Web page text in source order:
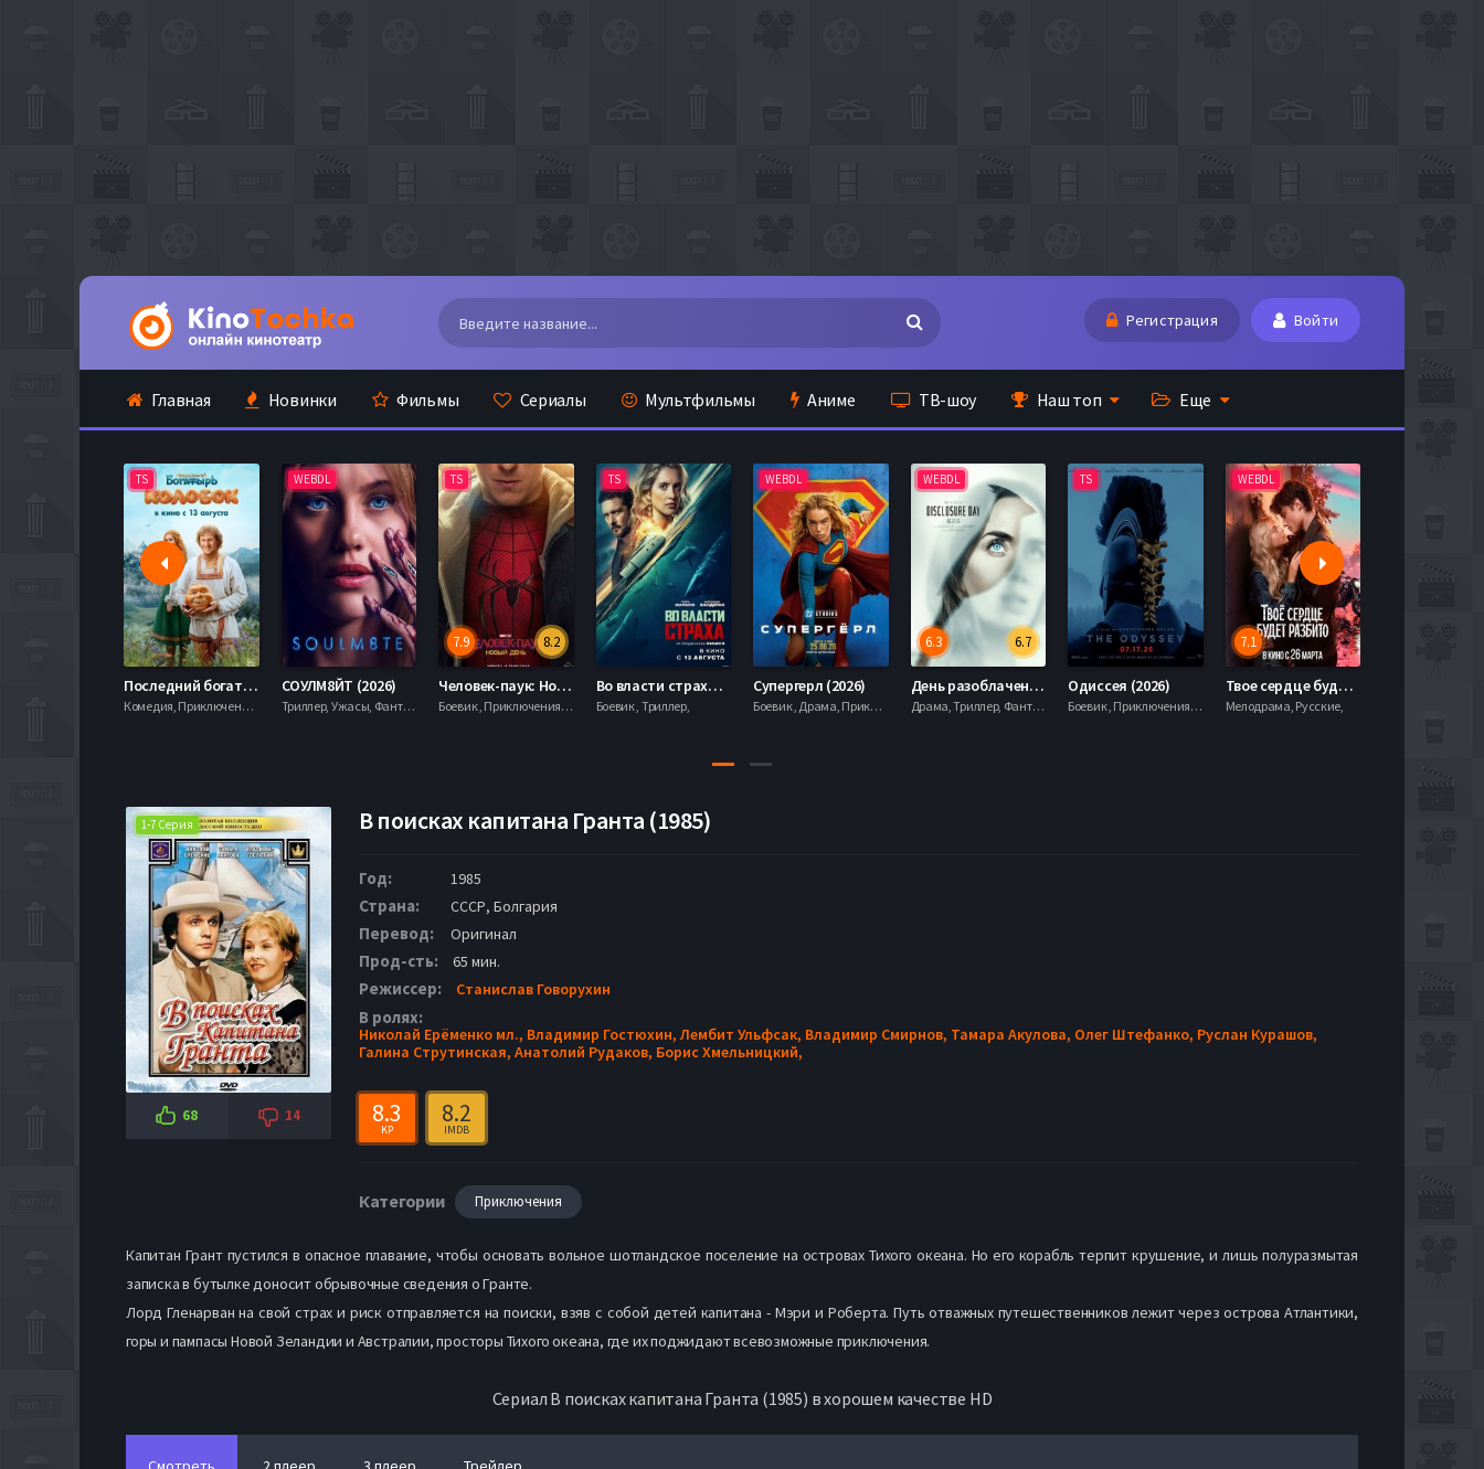
Регистрация Войти
Главная Новинки Фильмы Сериалы Мультфильмы Аниме ТВ-шоу Наш топ Еще
TS
Последний богатырь. Колобок (2026)
Комедия, Приключения, Фэнтези,
WEBDL
СОУЛМ8ЙТ (2026)
Триллер, Ужасы, Фантастика,
TS
8.2
7.9
Человек-паук: Новый день (2026)
Боевик , Приключения, Фантастика, Фэнтези,
TS
Во власти страха (2026)
Боевик , Триллер,
WEBDL
Супергерл (2026)
Боевик , Драма, Приключения, Фантастика,
WEBDL
6.7
6.3
День разоблачения (2026)
Драма, Триллер, Фантастика,
TS
Одиссея (2026)
Боевик , Приключения, Фэнтези,
WEBDL
7.1
Твое сердце будет разбито (2026)
Мелодрама, Русские,
1-7 Серия
68 14
В поисках капитана Гранта (1985)
Год: 1985
Страна: СССР, Болгария
Перевод: Оригинал
Прод-сть: 65 мин.
Режиссер: Станислав Говорухин
В ролях:
Николай Ерёменко мл., Владимир Гостюхин,Лембит Ульфсак, Владимир Смирнов, Тамара Акулова, Олег Штефанко, Руслан Курашов,
Галина Струтинская, Анатолий Рудаков, Борис Хмельницкий,
8.3
KP
8.2
IMDB
Категории Приключения
Капитан Грант пустился в опасное плавание, чтобы основать вольное шотландское поселение на островах Тихого океана. Но его корабль терпит крушение, и лишь полуразмытая
записка в бутылке доносит обрывочные сведения о Гранте.
Лорд Гленарван на свой страх и риск отправляется на поиски, взяв с собой детей капитана - Мэри и Роберта. Путь отважных путешественников лежит через острова Атлантики,
горы и пампасы Новой Зеландии и Австралии, просторы Тихого океана, где их поджидают всевозможные приключения.
Сериал В поисках капитана Гранта (1985) в хорошем качестве HD